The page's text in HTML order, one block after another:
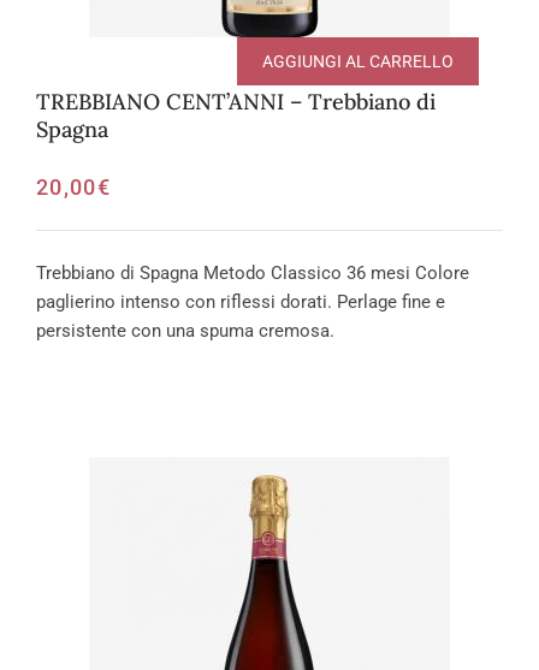
TREBBIANO CENT’ANNI – Trebbiano di
Spagna
20,00€
AGGIUNGI AL CARRELLO
Trebbiano di Spagna Metodo Classico 36 mesi Colore
paglierino intenso con riflessi dorati. Perlage fine e
persistente con una spuma cremosa.